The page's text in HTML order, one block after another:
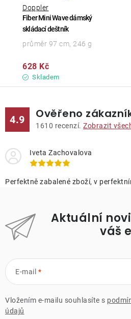
Fiber Mini Wave dámský
skládací deštník
Doppler
Skladem
628 Kč
průměr 97 cm, 246 g
4.9 Ověřeno
1610 recenzí. Zobrazit
Iveta Zachovalova
Perfektně zabalené zboží, v
Aktuální
váš
E-mail
Vložením e-mailu souhlasíte s
údajů